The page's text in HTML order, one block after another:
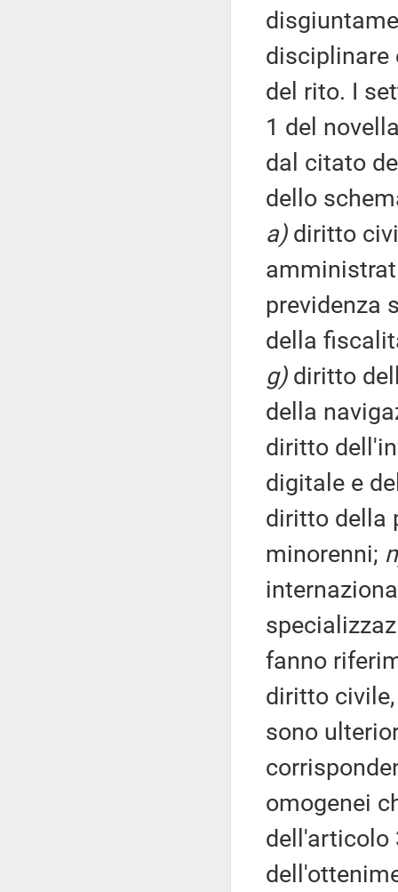
disciplinare
del rito. I
1 del
dal citato
dello
a) diritto
previdenza
della
g) diritto
della
diritto
digitale e
diritto della
minorenni;
fanno
diritto
sono
omogenei
dell'articolo